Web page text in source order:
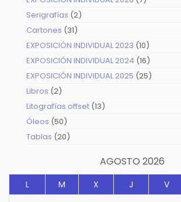
Serigrafías 22
Cartones 3131
productos
EXPOSICIÓN INDIVIDUAL 2023 1010
productos
EXPOSICIÓN INDIVIDUAL 2024 1616
productos
EXPOSICIÓN INDIVIDUAL 2025 2525
Libros 22
productos
Litografías offset 1313
Óleos 5050
productos
Tablas 2020
AGOSTO 2026
L M X J V